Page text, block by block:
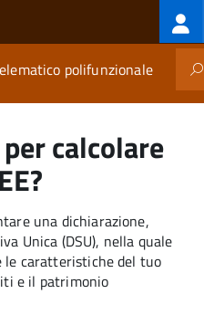
polifunzionale
calcolare
una dichiarazione,
Unica (DSU), nella quale
le caratteristiche del tuo
e il patrimonio